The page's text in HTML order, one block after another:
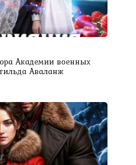
Академии военных
Аваланж